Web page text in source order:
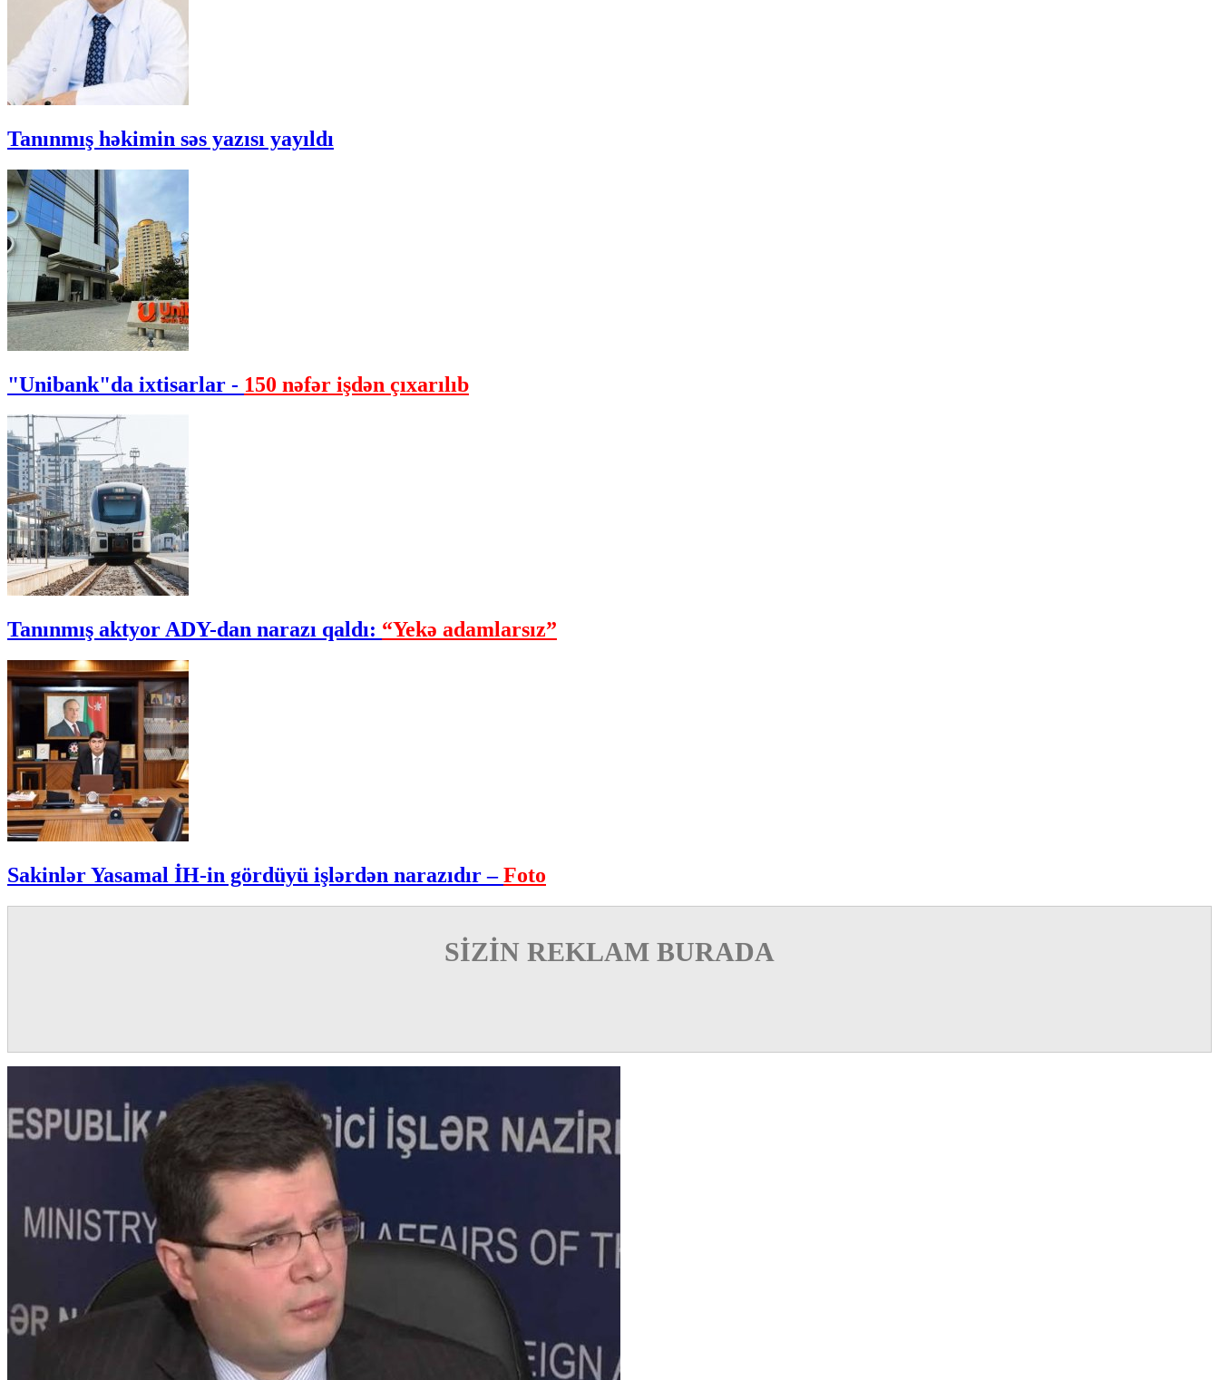
Tanınmış həkimin səs yazısı yayıldı
"Unibank"da ixtisarlar - 150 nəfər işdən çıxarılıb
Tanınmış aktyor ADY-dan narazı qaldı: “Yekə adamlarsız”
Sakinlər Yasamal İH-in gördüyü işlərdən narazıdır –Foto
SİZİN REKLAM BURADA